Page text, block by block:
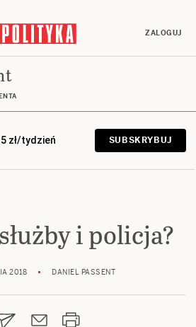
ZALOGUJ
5 zł/tydzień SUBSKRYBUJ
i policja?
2018 DANIEL PASSENT